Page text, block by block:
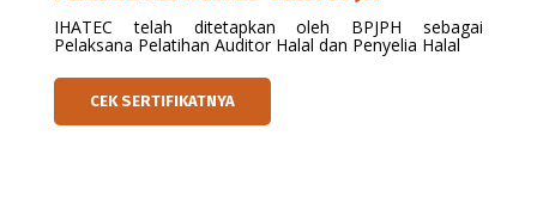
CEK SERTIFIKATNYA